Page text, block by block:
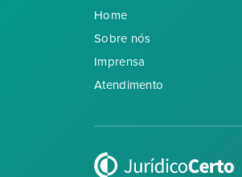
Home
Sobre nós
Imprensa
Atendimento